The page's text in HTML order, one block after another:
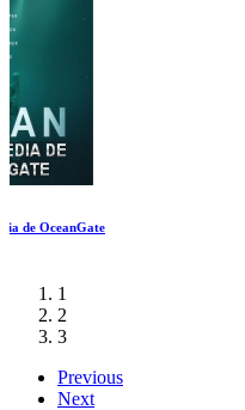
Los Guardianes
1
2
3
Previous
Next